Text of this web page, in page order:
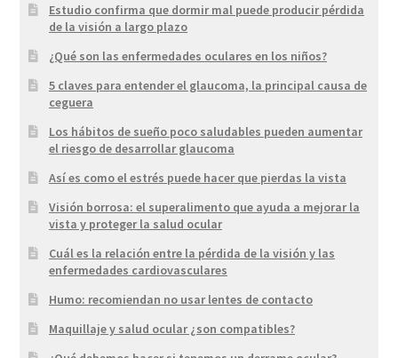
Estudio confirma que dormir mal puede producir pérdida
de la visión a largo plazo
¿Qué son las enfermedades oculares en los niños?
5 claves para entender el glaucoma, la principal causa de
ceguera
Los hábitos de sueño poco saludables pueden aumentar
el riesgo de desarrollar glaucoma
Así es como el estrés puede hacer que pierdas la vista
Visión borrosa: el superalimento que ayuda a mejorar la
vista y proteger la salud ocular
Cuál es la relación entre la pérdida de la visión y las
enfermedades cardiovasculares
Humo: recomiendan no usar lentes de contacto
Maquillaje y salud ocular ¿son compatibles?